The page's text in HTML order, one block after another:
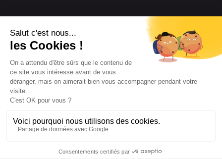
Nos engagements
Informations
Mentions légales
Conditions générales de vente
Tous droits réservés